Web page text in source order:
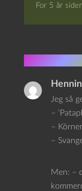
For 5 år
Jeg så
–
–
–
Men: –